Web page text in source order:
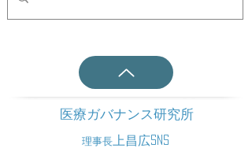
医療ガバナンス研究所
理事長 上昌広SNS